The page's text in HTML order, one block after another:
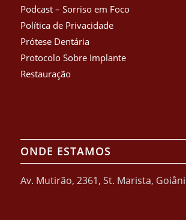
Podcast – Sorriso em Foco
Política de Privacidade
Prótese Dentária
Protocolo Sobre Implante
Restauração
ONDE ESTAMOS
Av. Mutirão, 2361, St. Marista,